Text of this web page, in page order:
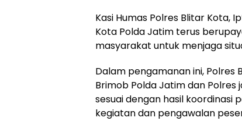
Kasi Humas Polres Blitar Kota,
Kota Polda Jatim terus
masyarakat untuk menjaga
Dalam pengamanan ini, Polres
Brimob Polda Jatim dan Polres
sesuai dengan hasil
kegiatan dan pengawalan